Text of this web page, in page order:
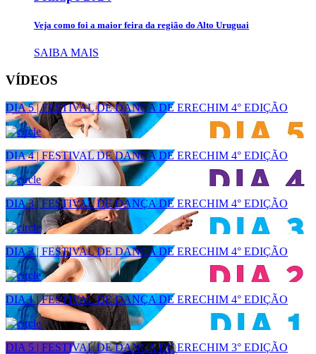
Veja como foi a maior feira da região do Alto Uruguai
SAIBA MAIS
VÍDEOS
DIA 5 | FESTIVAL DE DANÇA DE ERECHIM 4° EDIÇÃO
DIA 4 | FESTIVAL DE DANÇA DE ERECHIM 4° EDIÇÃO
DIA 3 | FESTIVAL DE DANÇA DE ERECHIM 4° EDIÇÃO
DIA 2 | FESTIVAL DE DANÇA DE ERECHIM 4° EDIÇÃO
DIA 1 | FESTIVAL DE DANÇA DE ERECHIM 4° EDIÇÃO
DIA 5 | FESTIVAL DE DANÇA DE ERECHIM 3° EDIÇÃO